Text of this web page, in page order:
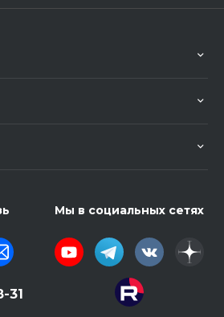
31
Мы в социальных сетях